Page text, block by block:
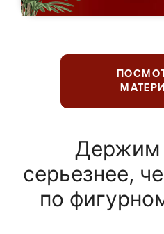
Держим
серьезнее,
по